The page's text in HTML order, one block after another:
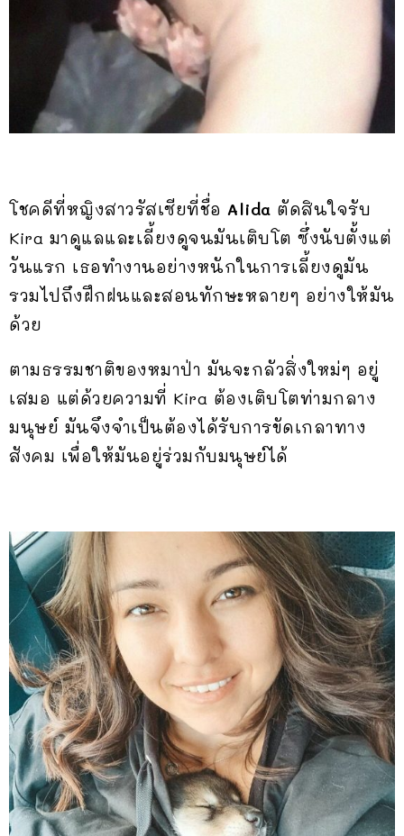
โชคดีที่หญิงสาวรัสเซียที่ชื่อ Alida ตัดสินใจรับ
Kira มาดูแลและเลี้ยงดูจนมันเติบโต ซึ่งนับตั้งแต่
วันแรก เธอทำงานอย่างหนักในการเลี้ยงดูมัน
รวมไปถึงฝึกฝนและสอนทักษะหลายๆ อย่างให้มัน
ด้วย
ตามธรรมชาติของหมาป่า มันจะกลัวสิ่งใหม่ๆ อยู่
เสมอ แต่ด้วยความที่ Kira ต้องเติบโตท่ามกลาง
มนุษย์ มันจึงจำเป็นต้องได้รับการขัดเกลาทาง
สังคม เพื่อให้มันอยู่ร่วมกับมนุษย์ได้